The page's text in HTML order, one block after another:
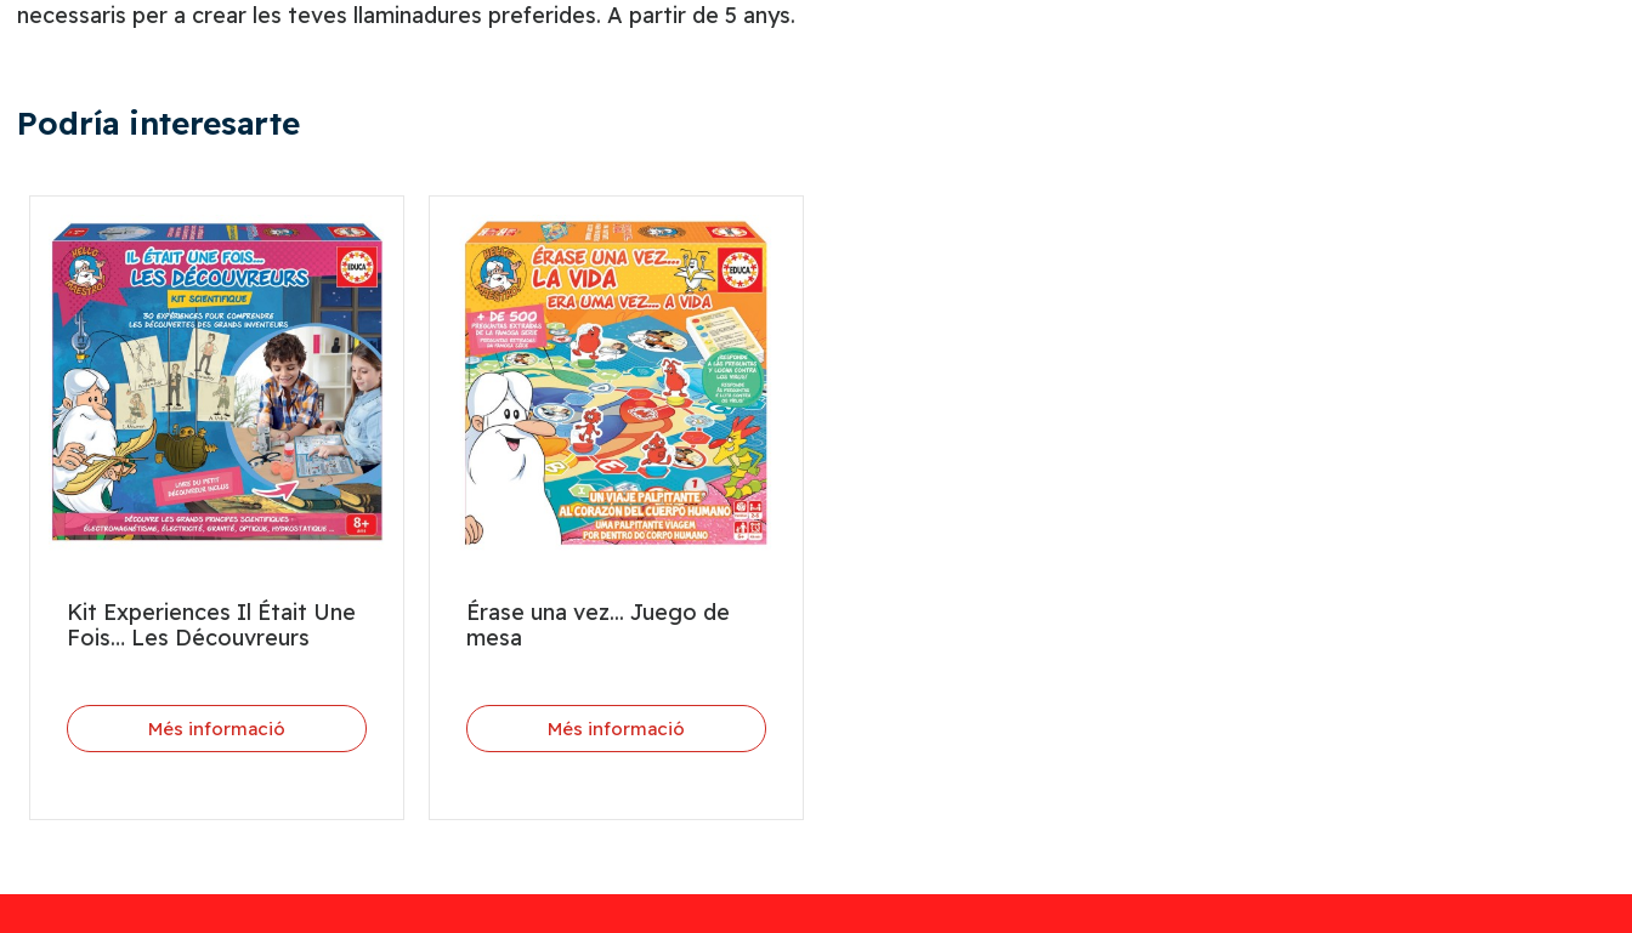
necessaris per a crear les teves llaminadures preferides. A partir de 5 anys.
Podría interesarte
Kit Experiences Il Était Une
Fois… Les Découvreurs
Més informació
Érase una vez... Juego de
mesa
Més informació